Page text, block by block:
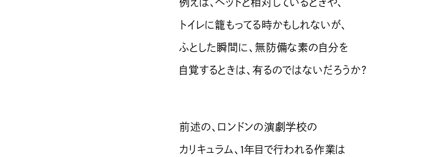
トイレに籠もってる時かもしれないが、
ふとした瞬間に、無防備な素の自分を
自覚するときは、有るのではないだろうか？
前述の、ロンドンの演劇学校の
カリキュラム、1年目で行われる作業は